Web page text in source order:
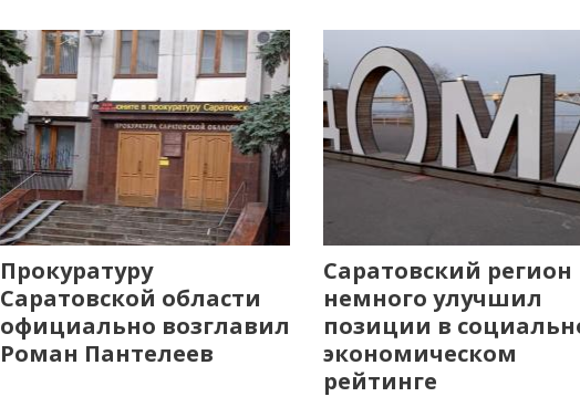
Прокуратуру
Саратовской области
официально возглавил
Роман Пантелеев
Саратовский регион
немного улучшил
позиции в
экономическом
рейтинге